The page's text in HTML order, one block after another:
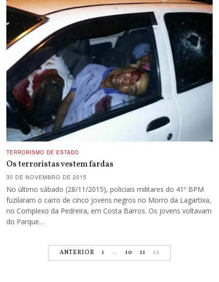
TERRORISMO DE ESTADO
Os terroristas vestem fardas
30 DE NOVEMBRO DE 2015
No último sábado (28/11/2015), policiais militares do 41º BPM
fuzilaram o carro de cinco jovens negros no Morro da Lagartixa,
no Complexo da Pedreira, em Costa Barros. Os jovens voltavam
do Parque…
ANTERIOR 1 … 10 11 12